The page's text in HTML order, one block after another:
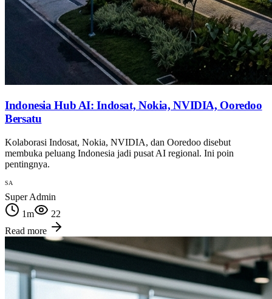
Indonesia Hub AI: Indosat, Nokia, NVIDIA, Ooredoo
Bersatu
Kolaborasi Indosat, Nokia, NVIDIA, dan Ooredoo disebut
membuka peluang Indonesia jadi pusat AI regional. Ini poin
pentingnya.
SA
Super Admin
1m
22
Read more